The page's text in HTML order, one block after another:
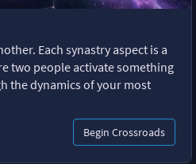
Each synastry aspect is a
two people activate something
the dynamics of your most
Begin Crossroads